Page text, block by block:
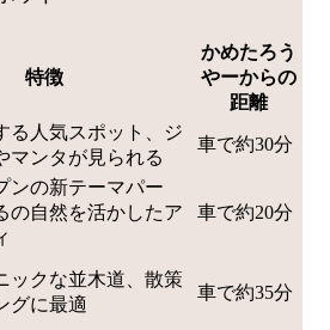
特徴
かめたろう
やーからの
距離
る人気スポット、ジ
マンタが見られる
車で約30分
ンの新テーマパー
の自然を活かしたア
車で約20分
ックな並木道、散策
グに最適
車で約35分